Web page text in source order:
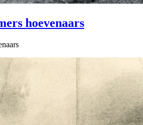
hoevenaars